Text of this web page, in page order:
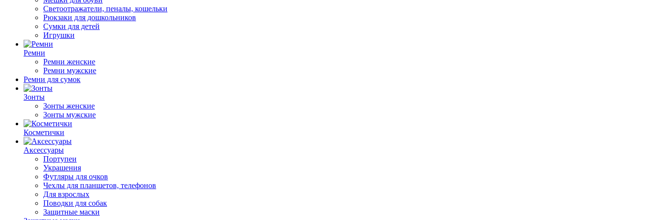
Светоотражатели, пеналы, кошельки
Рюкзаки для дошкольников
Сумки для детей
Игрушки
Ремни
Ремни женские
Ремни мужские
Ремни для сумок
Зонты
Зонты женские
Зонты мужские
Косметички
Аксессуары
Портупеи
Украшения
Футляры для очков
Чехлы для планшетов, телефонов
Для взрослых
Поводки для собак
Защитные маски